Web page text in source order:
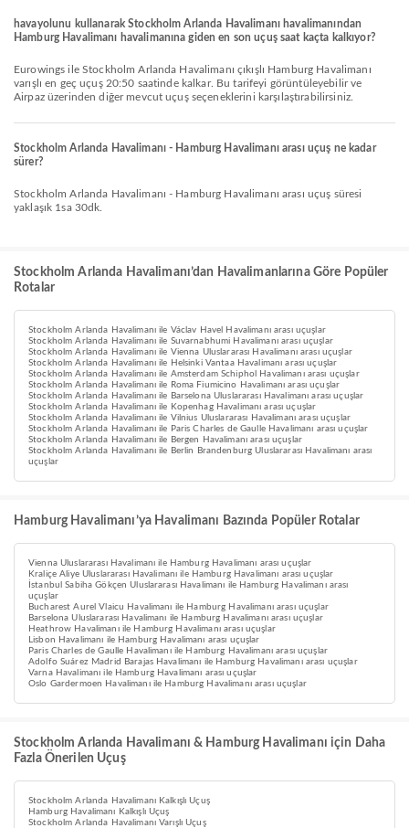
havayolunu kullanarak Stockholm Arlanda Havalimanı havalimanından
Hamburg Havalimanı havalimanına giden en son uçuş saat kaçta kalkıyor?
Eurowings ile Stockholm Arlanda Havalimanı çıkışlı Hamburg Havalimanı
varışlı en geç uçuş 20:50 saatinde kalkar. Bu tarifeyi görüntüleyebilir ve
Airpaz üzerinden diğer mevcut uçuş seçeneklerini karşılaştırabilirsiniz.
Stockholm Arlanda Havalimanı - Hamburg Havalimanı arası uçuş ne kadar
sürer?
Stockholm Arlanda Havalimanı - Hamburg Havalimanı arası uçuş süresi
yaklaşık 1sa 30dk.
Stockholm Arlanda Havalimanı’dan Havalimanlarına Göre Popüler
Rotalar
Stockholm Arlanda Havalimanı ile Václav Havel Havalimanı arası uçuşlar
Stockholm Arlanda Havalimanı ile Suvarnabhumi Havalimanı arası uçuşlar
Stockholm Arlanda Havalimanı ile Vienna Uluslararası Havalimanı arası uçuşlar
Stockholm Arlanda Havalimanı ile Helsinki Vantaa Havalimanı arası uçuşlar
Stockholm Arlanda Havalimanı ile Amsterdam Schiphol Havalimanı arası uçuşlar
Stockholm Arlanda Havalimanı ile Roma Fiumicino Havalimanı arası uçuşlar
Stockholm Arlanda Havalimanı ile Barselona Uluslararası Havalimanı arası uçuşlar
Stockholm Arlanda Havalimanı ile Kopenhag Havalimanı arası uçuşlar
Stockholm Arlanda Havalimanı ile Vilnius Uluslararası Havalimanı arası uçuşlar
Stockholm Arlanda Havalimanı ile Paris Charles de Gaulle Havalimanı arası uçuşlar
Stockholm Arlanda Havalimanı ile Bergen Havalimanı arası uçuşlar
Stockholm Arlanda Havalimanı ile Berlin Brandenburg Uluslararası Havalimanı arası
uçuşlar
Hamburg Havalimanı’ya Havalimanı Bazında Popüler Rotalar
Vienna Uluslararası Havalimanı ile Hamburg Havalimanı arası uçuşlar
Kraliçe Aliye Uluslararası Havalimanı ile Hamburg Havalimanı arası uçuşlar
İstanbul Sabiha Gökçen Uluslararası Havalimanı ile Hamburg Havalimanı arası
uçuşlar
Bucharest Aurel Vlaicu Havalimanı ile Hamburg Havalimanı arası uçuşlar
Barselona Uluslararası Havalimanı ile Hamburg Havalimanı arası uçuşlar
Heathrow Havalimanı ile Hamburg Havalimanı arası uçuşlar
Lisbon Havalimanı ile Hamburg Havalimanı arası uçuşlar
Paris Charles de Gaulle Havalimanı ile Hamburg Havalimanı arası uçuşlar
Adolfo Suárez Madrid Barajas Havalimanı ile Hamburg Havalimanı arası uçuşlar
Varna Havalimanı ile Hamburg Havalimanı arası uçuşlar
Oslo Gardermoen Havalimanı ile Hamburg Havalimanı arası uçuşlar
Stockholm Arlanda Havalimanı & Hamburg Havalimanı için Daha
Fazla Önerilen Uçuş
Stockholm Arlanda Havalimanı Kalkışlı Uçuş
Hamburg Havalimanı Kalkışlı Uçuş
Stockholm Arlanda Havalimanı Varışlı Uçuş